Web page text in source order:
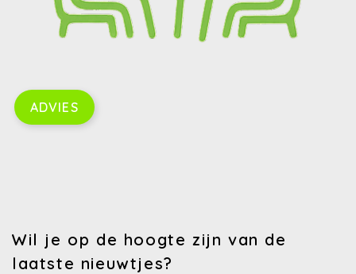
ADVIES
Wil je op de hoogte zijn van de
laatste nieuwtjes?